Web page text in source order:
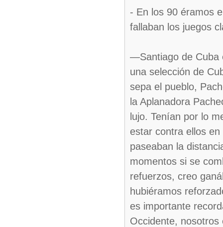
- En los 90 éramos
fallaban los juegos
—Santiago de Cuba
una selección de
sepa el pueblo,
la Aplanadora
lujo. Tenían por lo
estar contra ellos
paseaban la
momentos si se
refuerzos, creo
hubiéramos
es importante
Occidente, nosotros